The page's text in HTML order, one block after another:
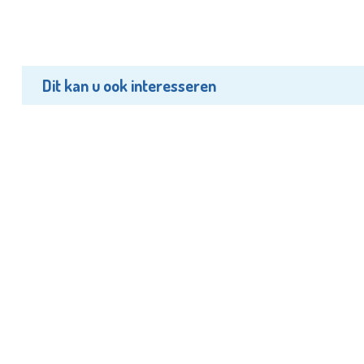
Dit kan u ook interesseren